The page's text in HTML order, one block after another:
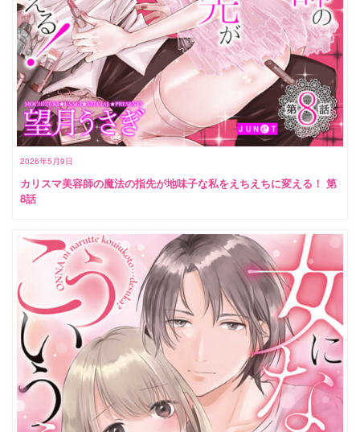
2026年5月9日
カリスマ美容師の魔法の指先が地味子な私をえちえちに変える！ 第
8話